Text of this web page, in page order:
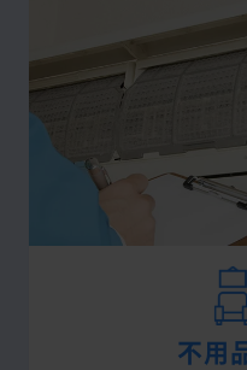
不用